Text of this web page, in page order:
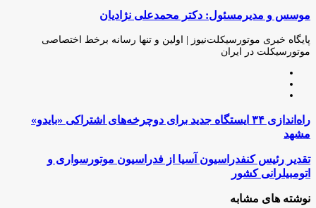
از
ایمیل
موسس و مدیرمسئول: دکتر محمدعلی نژادیان
پایگاه خبری موتورسیکلت‌نیوز | اولین و تنها رسانه برخط اختصاصی
موتورسیکلت در ایران
راه‌اندازی
۳۴
ایستگاه
جدید
برای
دوچرخه‌های
«بایدو»
راه‌اندازی ۳۴ ایستگاه جدید برای دوچرخه‌های اشتراکی «بایدو»
مشهد
تقدیر
رئیس
کنفدراسیون
آسیا
از
تقدیر رئیس کنفدراسیون آسیا از فدراسیون موتورسواری و
اتومبیلرانی کشور
نوشته های مشابه